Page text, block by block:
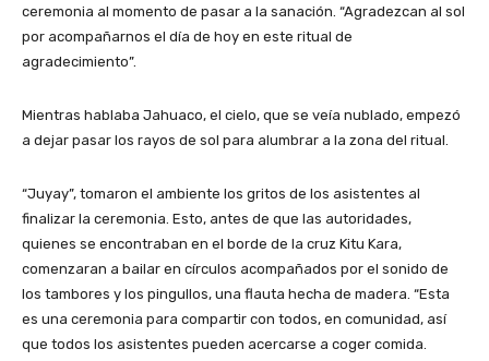
ceremonia al momento de pasar a la sanación. “Agradezcan al sol
por acompañarnos el día de hoy en este ritual de
agradecimiento”.
Mientras hablaba Jahuaco, el cielo, que se veía nublado, empezó
a dejar pasar los rayos de sol para alumbrar a la zona del ritual.
“Juyay”, tomaron el ambiente los gritos de los asistentes al
finalizar la ceremonia. Esto, antes de que las autoridades,
quienes se encontraban en el borde de la cruz Kitu Kara,
comenzaran a bailar en círculos acompañados por el sonido de
los tambores y los pingullos, una flauta hecha de madera. “Esta
es una ceremonia para compartir con todos, en comunidad, así
que todos los asistentes pueden acercarse a coger comida.